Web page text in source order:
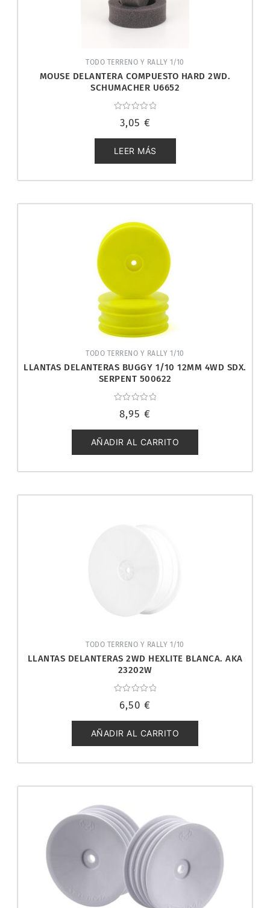
TODO TERRENO Y RALLY 1/10
MOUSE DELANTERA COMPUESTO HARD 2WD.
SCHUMACHER U6652
con
de
5
3,05 €
LEER MÁS
TODO TERRENO Y RALLY 1/10
LLANTAS DELANTERAS BUGGY 1/10 12MM 4WD SDX.
SERPENT 500622
con
de
5
8,95 €
AÑADIR AL CARRITO
TODO TERRENO Y RALLY 1/10
LLANTAS DELANTERAS 2WD HEXLITE BLANCA. AKA
23202W
con
de
5
6,50 €
AÑADIR AL CARRITO